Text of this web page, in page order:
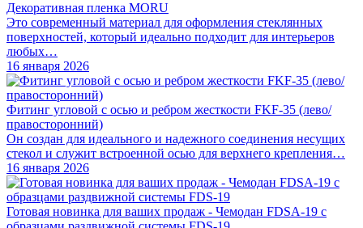
Декоративная пленка MORU
Это современный материал для оформления стеклянных
поверхностей, который идеально подходит для интерьеров
любых…
16 января 2026
Фитинг угловой с осью и ребром жесткости FKF-35 (лево/
правосторонний)
Он создан для идеального и надежного соединения несущих
стекол и служит встроенной осью для верхнего крепления…
16 января 2026
Готовая новинка для ваших продаж - Чемодан FDSA-19 с